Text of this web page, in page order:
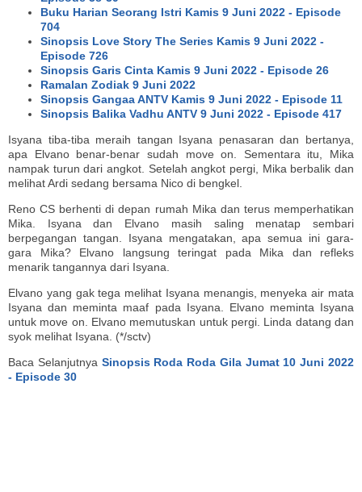
Buku Harian Seorang Istri Kamis 9 Juni 2022 - Episode
704
Sinopsis Love Story The Series Kamis 9 Juni 2022 -
Episode 726
Sinopsis Garis Cinta Kamis 9 Juni 2022 - Episode 26
Ramalan Zodiak 9 Juni 2022
Sinopsis Gangaa ANTV Kamis 9 Juni 2022 - Episode 11
Sinopsis Balika Vadhu ANTV 9 Juni 2022 - Episode 417
Isyana tiba-tiba meraih tangan Isyana penasaran dan bertanya,
apa Elvano benar-benar sudah move on. Sementara itu, Mika
nampak turun dari angkot. Setelah angkot pergi, Mika berbalik dan
melihat Ardi sedang bersama Nico di bengkel.
Reno CS berhenti di depan rumah Mika dan terus memperhatikan
Mika. Isyana dan Elvano masih saling menatap sembari
berpegangan tangan. Isyana mengatakan, apa semua ini gara-
gara Mika? Elvano langsung teringat pada Mika dan refleks
menarik tangannya dari Isyana.
Elvano yang gak tega melihat Isyana menangis, menyeka air mata
Isyana dan meminta maaf pada Isyana. Elvano meminta Isyana
untuk move on. Elvano memutuskan untuk pergi. Linda datang dan
syok melihat Isyana. (*/sctv)
Baca Selanjutnya Sinopsis Roda Roda Gila Jumat 10 Juni 2022
- Episode 30